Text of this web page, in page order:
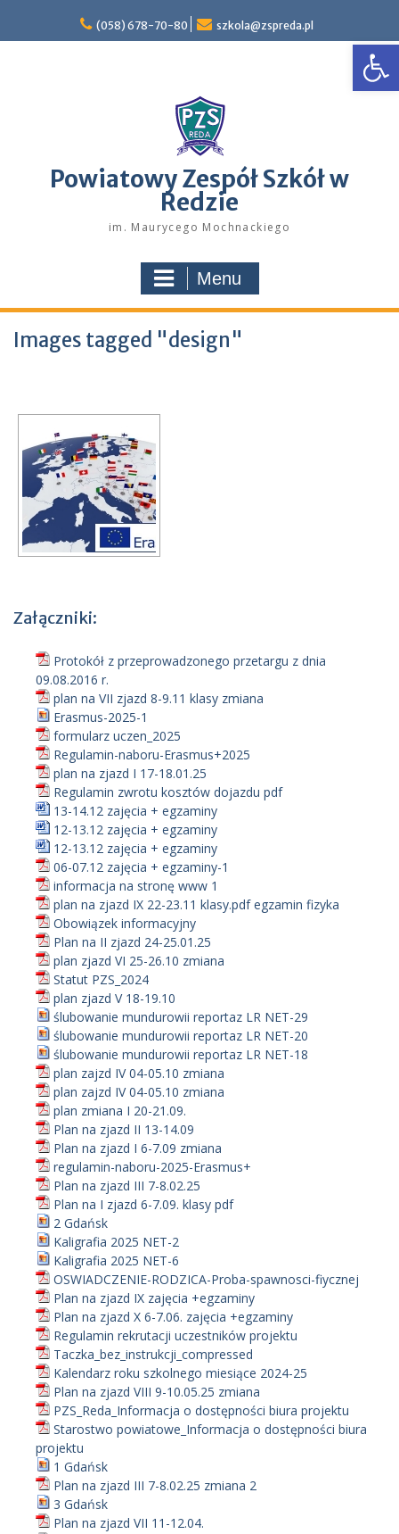
content
(058) 678-70-80 szkola@zspreda.pl
Powiatowy Zespół Szkół w
Redzie
im. Maurycego Mochnackiego
Menu
Images tagged "design"
Załączniki:
Protokół z przeprowadzonego przetargu z dnia
09.08.2016 r.
plan na VII zjazd 8-9.11 klasy zmiana
Erasmus-2025-1
formularz uczen_2025
Regulamin-naboru-Erasmus+2025
plan na zjazd I 17-18.01.25
Regulamin zwrotu kosztów dojazdu pdf
13-14.12 zajęcia + egzaminy
12-13.12 zajęcia + egzaminy
12-13.12 zajęcia + egzaminy
06-07.12 zajęcia + egzaminy-1
informacja na stronę www 1
plan na zjazd IX 22-23.11 klasy.pdf egzamin fizyka
Obowiązek informacyjny
Plan na II zjazd 24-25.01.25
plan zjazd VI 25-26.10 zmiana
Statut PZS_2024
plan zjazd V 18-19.10
ślubowanie mundurowii reportaz LR NET-29
ślubowanie mundurowii reportaz LR NET-20
ślubowanie mundurowii reportaz LR NET-18
plan zajzd IV 04-05.10 zmiana
plan zajzd IV 04-05.10 zmiana
plan zmiana I 20-21.09.
Plan na zjazd II 13-14.09
Plan na zjazd I 6-7.09 zmiana
regulamin-naboru-2025-Erasmus+
Plan na zjazd III 7-8.02.25
Plan na I zjazd 6-7.09. klasy pdf
2 Gdańsk
Kaligrafia 2025 NET-2
Kaligrafia 2025 NET-6
OSWIADCZENIE-RODZICA-Proba-spawnosci-fiycznej
Plan na zjazd IX zajęcia +egzaminy
Plan na zjazd X 6-7.06. zajęcia +egzaminy
Regulamin rekrutacji uczestników projektu
Taczka_bez_instrukcji_compressed
Kalendarz roku szkolnego miesiące 2024-25
Plan na zjazd VIII 9-10.05.25 zmiana
PZS_Reda_Informacja o dostępności biura projektu
Starostwo powiatowe_Informacja o dostępności biura
projektu
1 Gdańsk
Plan na zjazd III 7-8.02.25 zmiana 2
3 Gdańsk
Plan na zjazd VII 11-12.04.